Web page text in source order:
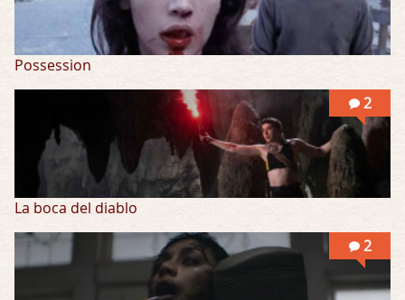
Possession
2
La boca del diablo
2